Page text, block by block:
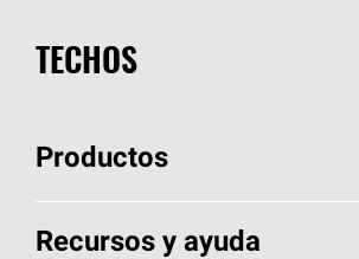
TECHOS
Productos
Elija sus tejas
Recursos y ayuda